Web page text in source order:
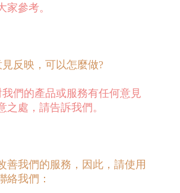
家參考。
反映，可以怎麼做?
們的產品或服務有任何意見
之處，請告訴我們。
善我們的服務，因此，請使用
絡我們：